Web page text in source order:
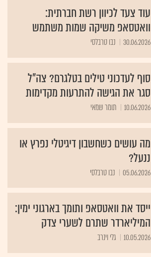
עוד צעד לכיוון רשת חברתית:
וואטסאפ משיקה שמות משתמש
30.06.2026 נבו טרבלסי
סוף לעדכוני טילים בטלגרם? צה"ל
סגר את הגישה להתרעות מקדימות
10.06.2026 תומר שמאי
מה עושים כשחשבון דיגיטלי נפרץ או
ננעל?
05.06.2026 נבו טרבלסי
ייסד את וואטסאפ ותומך בארגוני ימין:
המיליארדר שתרם לשערי צדק
10.05.2026 גלי וינרב